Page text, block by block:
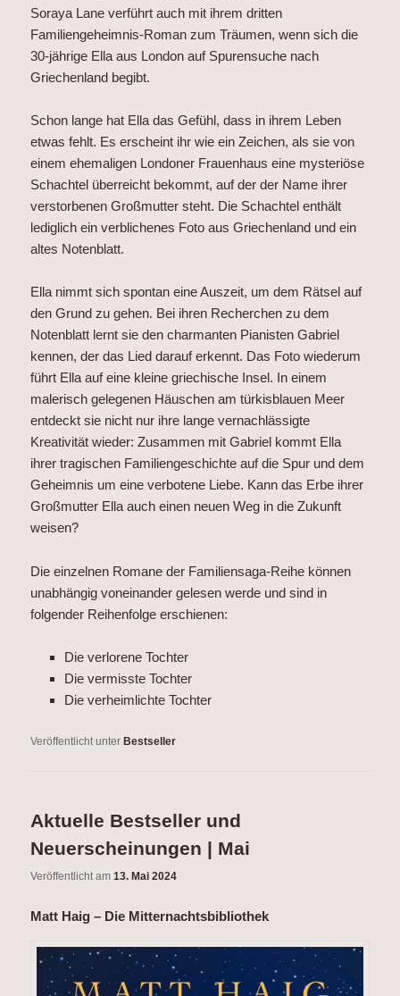
Soraya Lane verführt auch mit ihrem dritten
Familiengeheimnis-Roman zum Träumen, wenn sich die
30-jährige Ella aus London auf Spurensuche nach
Griechenland begibt.
Schon lange hat Ella das Gefühl, dass in ihrem Leben
etwas fehlt. Es erscheint ihr wie ein Zeichen, als sie von
einem ehemaligen Londoner Frauenhaus eine mysteriöse
Schachtel überreicht bekommt, auf der der Name ihrer
verstorbenen Großmutter steht. Die Schachtel enthält
lediglich ein verblichenes Foto aus Griechenland und ein
altes Notenblatt.
Ella nimmt sich spontan eine Auszeit, um dem Rätsel auf
den Grund zu gehen. Bei ihren Recherchen zu dem
Notenblatt lernt sie den charmanten Pianisten Gabriel
kennen, der das Lied darauf erkennt. Das Foto wiederum
führt Ella auf eine kleine griechische Insel. In einem
malerisch gelegenen Häuschen am türkisblauen Meer
entdeckt sie nicht nur ihre lange vernachlässigte
Kreativität wieder: Zusammen mit Gabriel kommt Ella
ihrer tragischen Familiengeschichte auf die Spur und dem
Geheimnis um eine verbotene Liebe. Kann das Erbe ihrer
Großmutter Ella auch einen neuen Weg in die Zukunft
weisen?
Die einzelnen Romane der Familiensaga-Reihe können
unabhängig voneinander gelesen werde und sind in
folgender Reihenfolge erschienen:
Die verlorene Tochter
Die vermisste Tochter
Die verheimlichte Tochter
Veröffentlicht unter Bestseller
Aktuelle Bestseller und
Neuerscheinungen | Mai
Veröffentlicht am13. Mai 2024
Matt Haig – Die Mitternachtsbibliothek